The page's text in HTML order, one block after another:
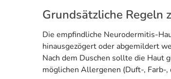
Grundsätzliche Regeln
Die empfindliche Neurodermitis-
hinausgezögert oder abgemildert
Nach dem Duschen sollte die Haut
möglichen Allergenen (Duft-, Farb-